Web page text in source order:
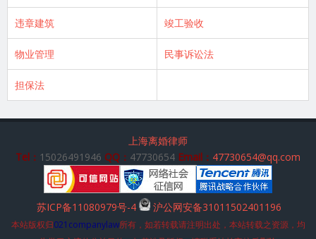
违章建筑 竣工验收
物业管理 民事诉讼法
担保法
上海离婚律师
Tel： 15026491946 QQ： 47730654 Email： 47730654@qq.com
苏ICP备11080979号-4 沪公网安备31011502401196
本站版权归021companylaw所有，如若转载请注明出处，本站转载之资源，均